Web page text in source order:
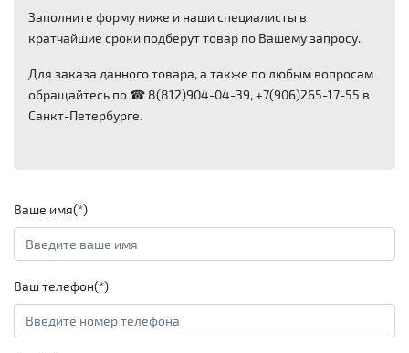
Заполните форму ниже и наши специалисты в
кратчайшие сроки подберут товар по Вашему запросу.
Для заказа данного товара, а также по любым вопросам
обращайтесь по ☎ 8(812)904-04-39, +7(906)265-17-55 в
Санкт-Петербурге.
Ваше имя(*)
Ваш телефон(*)